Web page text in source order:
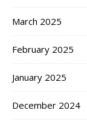
March 2025
February 2025
January 2025
December 2024